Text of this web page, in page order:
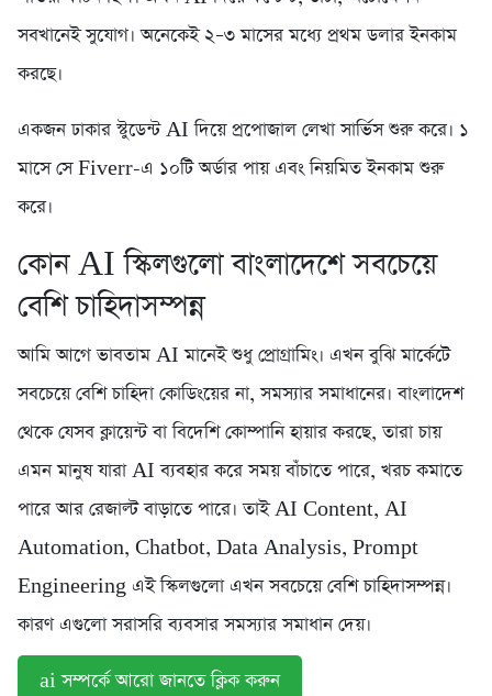
সবখানেই সুযোগ। অনেকেই ২–৩ মাসের মধ্যে প্রথম ডলার ইনকাম
করছে।
একজন ঢাকার স্টুডেন্ট AI দিয়ে প্রপোজাল লেখা সার্ভিস শুরু করে। ১
মাসে সে Fiverr-এ ১০টি অর্ডার পায় এবং নিয়মিত ইনকাম শুরু
করে।
কোন AI স্কিলগুলো বাংলাদেশে সবচেয়ে
বেশি চাহিদাসম্পন্ন
আমি আগে ভাবতাম AI মানেই শুধু প্রোগ্রামিং। এখন বুঝি মার্কেটে
সবচেয়ে বেশি চাহিদা কোডিংয়ের না, সমস্যার সমাধানের। বাংলাদেশ
থেকে যেসব ক্লায়েন্ট বা বিদেশি কোম্পানি হায়ার করছে, তারা চায়
এমন মানুষ যারা AI ব্যবহার করে সময় বাঁচাতে পারে, খরচ কমাতে
পারে আর রেজাল্ট বাড়াতে পারে। তাই AI Content, AI
Automation, Chatbot, Data Analysis, Prompt
Engineering এই স্কিলগুলো এখন সবচেয়ে বেশি চাহিদাসম্পন্ন।
কারণ এগুলো সরাসরি ব্যবসার সমস্যার সমাধান দেয়।
ai সম্পর্কে আরো জানতে ক্লিক করুন